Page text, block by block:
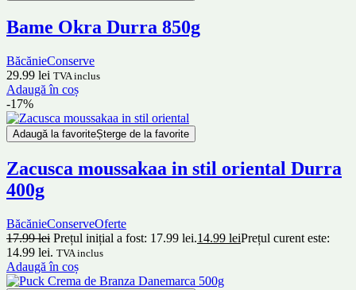
Bame Okra Durra 850g
BăcănieConserve
29.99 lei TVA inclus
Adaugă în coș
-17%
Adaugă la favoriteȘterge de la favorite
Zacusca moussakaa in stil oriental Durra
400g
BăcănieConserveOferte
17.99lei Prețul inițial a fost: 17.99 lei.14.99 leiPrețul curent este:
14.99 lei. TVA inclus
Adaugă în coș